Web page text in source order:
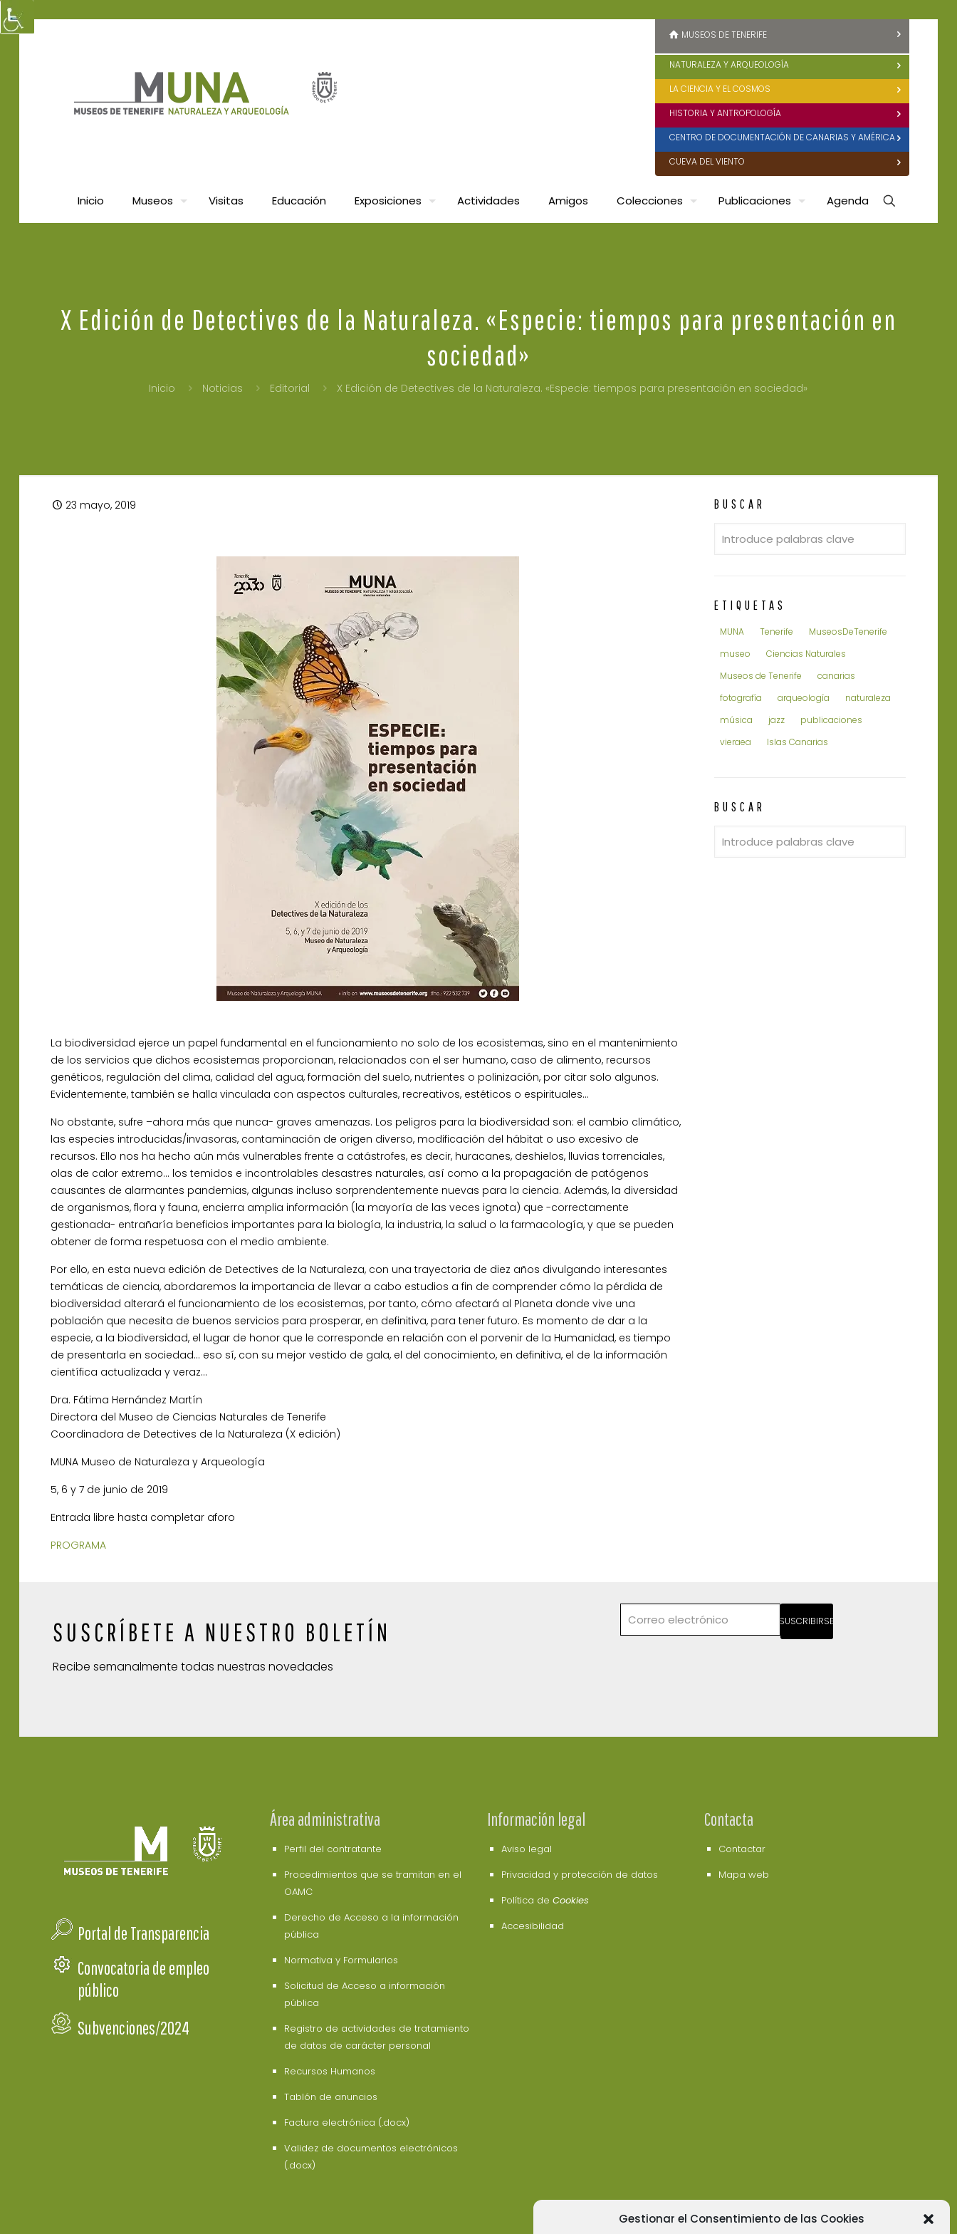
Gestionar el Consentimiento de las Cookies
Inicio Museos Visitas Educación Exposiciones Actividades Amigos Colecciones Publicaciones Agenda
MUSEOS DE TENERIFE
NATURALEZA Y ARQUEOLOGÍA
LA CIENCIA Y EL COSMOS
HISTORIA Y ANTROPOLOGÍA
CENTRO DE DOCUMENTACIÓN DE CANARIAS Y AMÉRICA
CUEVA DEL VIENTO
X Edición de Detectives de la Naturaleza. «Especie: tiempos para presentación en
sociedad»
Inicio Noticias Editorial X Edición de Detectives de la Naturaleza. «Especie: tiempos para presentación en sociedad»
23 mayo, 2019
La biodiversidad ejerce un papel fundamental en el funcionamiento no solo de los ecosistemas, sino en el mantenimiento
de los servicios que dichos ecosistemas proporcionan, relacionados con el ser humano, caso de alimento, recursos
genéticos, regulación del clima, calidad del agua, formación del suelo, nutrientes o polinización, por citar solo algunos.
Evidentemente, también se halla vinculada con aspectos culturales, recreativos, estéticos o espirituales…
No obstante, sufre –ahora más que nunca- graves amenazas. Los peligros para la biodiversidad son: el cambio climático,
las especies introducidas/invasoras, contaminación de origen diverso, modificación del hábitat o uso excesivo de
recursos. Ello nos ha hecho aún más vulnerables frente a catástrofes, es decir, huracanes, deshielos, lluvias torrenciales,
olas de calor extremo… los temidos e incontrolables desastres naturales, así como a la propagación de patógenos
causantes de alarmantes pandemias, algunas incluso sorprendentemente nuevas para la ciencia. Además, la diversidad
de organismos, flora y fauna, encierra amplia información (la mayoría de las veces ignota) que -correctamente
gestionada- entrañaría beneficios importantes para la biología, la industria, la salud o la farmacología, y que se pueden
obtener de forma respetuosa con el medio ambiente.
Por ello, en esta nueva edición de Detectives de la Naturaleza, con una trayectoria de diez años divulgando interesantes
temáticas de ciencia, abordaremos la importancia de llevar a cabo estudios a fin de comprender cómo la pérdida de
biodiversidad alterará el funcionamiento de los ecosistemas, por tanto, cómo afectará al Planeta donde vive una
población que necesita de buenos servicios para prosperar, en definitiva, para tener futuro. Es momento de dar a la
especie, a la biodiversidad, el lugar de honor que le corresponde en relación con el porvenir de la Humanidad, es tiempo
de presentarla en sociedad… eso sí, con su mejor vestido de gala, el del conocimiento, en definitiva, el de la información
científica actualizada y veraz…
Dra. Fátima Hernández Martín
Directora del Museo de Ciencias Naturales de Tenerife
Coordinadora de Detectives de la Naturaleza (X edición)
MUNA Museo de Naturaleza y Arqueología
5, 6 y 7 de junio de 2019
Entrada libre hasta completar aforo
PROGRAMA
BUSCAR
ETIQUETAS
MUNA Tenerife
MuseosDeTenerife
museo
Ciencias Naturales
Museos de Tenerife
canarias
fotografía
arqueología
naturaleza
música
jazz
publicaciones
vieraea
Islas Canarias
BUSCAR
SUSCRÍBETE A NUESTRO BOLETÍN
Recibe semanalmente todas nuestras novedades
SUSCRIBIRSE
Portal de Transparencia
Convocatoria de empleo
público
Subvenciones/2024
Área administrativa
Perfil del contratante
Procedimientos que se tramitan en el
OAMC
Derecho de Acceso a la información
pública
Normativa y Formularios
Solicitud de Acceso a información
pública
Registro de actividades de tratamiento
de datos de carácter personal
Recursos Humanos
Tablón de anuncios
Factura electrónica (.docx)
Validez de documentos electrónicos
(.docx)
Información legal
Aviso legal
Privacidad y protección de datos
Política de Cookies
Accesibilidad
Contacta
Contactar
Mapa web